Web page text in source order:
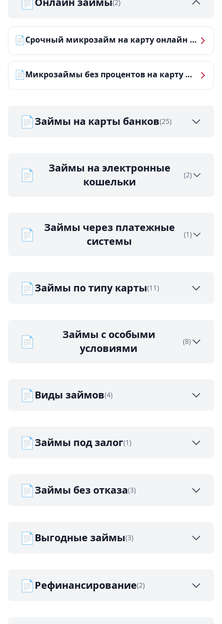
(2)
📄 Срочный микрозайм на карту онлайн — получить деньги за 5 минут
📄 Микрозаймы без процентов на карту — ТОП-10 за 2026 год
📄Займы на карты банков(25)
📄
Займы на электронные
кошельки
(2)
📄
Займы через платежные
системы
(1)
📄Займы по типу карты(11)
📄
Займы с особыми
условиями
(8)
📄Виды займов(4)
📄Займы под залог(1)
📄Займы без отказа(3)
📄Выгодные займы(3)
📄Рефинансирование(2)